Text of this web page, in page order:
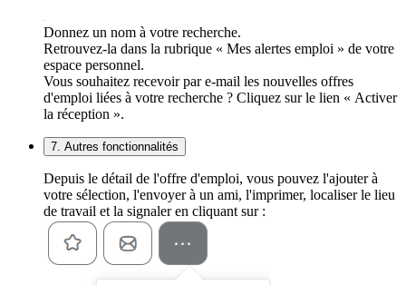
Donnez un nom à votre recherche.
Retrouvez-la dans la rubrique « Mes alertes emploi » de votre
espace personnel.
Vous souhaitez recevoir par e-mail les nouvelles offres
d'emploi liées à votre recherche ? Cliquez sur le lien « Activer
la réception ».
7. Autres fonctionnalités
Depuis le détail de l'offre d'emploi, vous pouvez l'ajouter à
votre sélection, l'envoyer à un ami, l'imprimer, localiser le lieu
de travail et la signaler en cliquant sur :